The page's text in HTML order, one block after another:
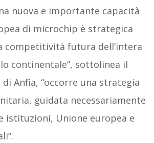
nuova e importante capacità
di microchip è strategica
competitività futura dell’intera
continentale”, sottolinea il
Anfia, “occorre una strategia
guidata necessariamente
istituzioni, Unione europea e